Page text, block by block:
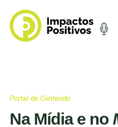
Portal de Conteúdo
Na Mídia e no